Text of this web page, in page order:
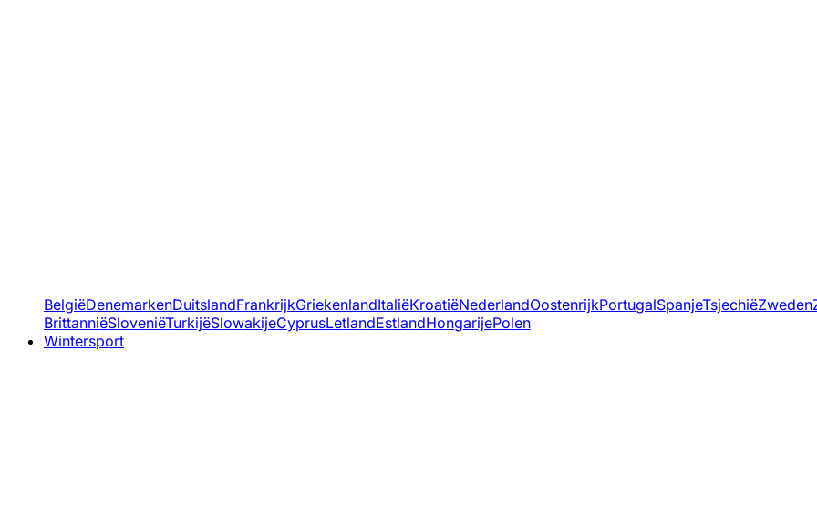
BelgiëDenemarkenDuitslandFrankrijkGriekenlandItaliëKroatiëNederlandOostenrijkPortugalSpanjeTsjechiëZweden
BrittanniëSloveniëTurkijëSlowakijeCyprusLetlandEstlandHongarijePolen
Wintersport